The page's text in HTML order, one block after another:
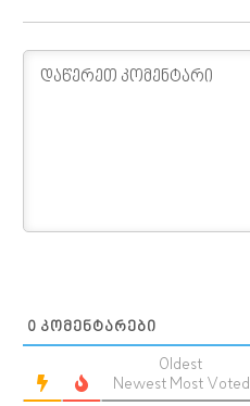
0 ᲙᲝᲛᲔᲜᲢᲐᲠᲔᲑᲘ
Oldest
Newest Most Voted